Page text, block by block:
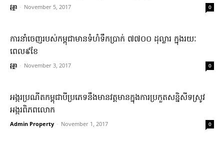
វុត្ថា - November 5, 2017 0
ការ​នាំ​ចេញ​របស់​កម្ពុជាមានទំហំទឹកប្រាក់ ៧៧០០ ដុល្លារ ក្នុងរយៈ
ពេល៩ខែ
វុត្ថា - November 3, 2017 0
អង្ករ​ប្រណីត​កម្ពុជា​បី​ប្រភេទ​នឹងមាន​វត្តមាន​ក្នុងការ​ប្រកួត​សន្និសីទ​ស្រូវ​
អង្ករ​ពិភពលោក
Admin Property - November 1, 2017 0